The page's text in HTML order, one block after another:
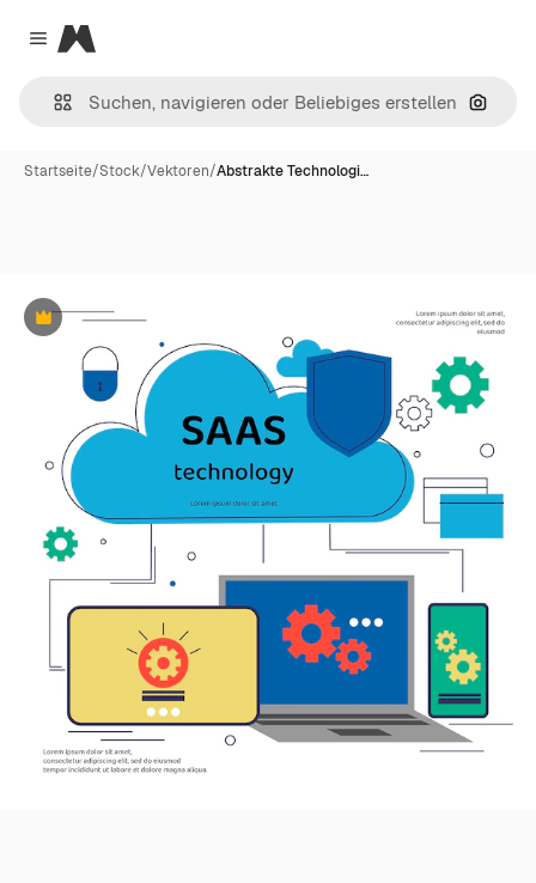
Close menu
Magnific
Nach
Startseite/Stock/Vektoren/Abstrakte Technologi…
Premium